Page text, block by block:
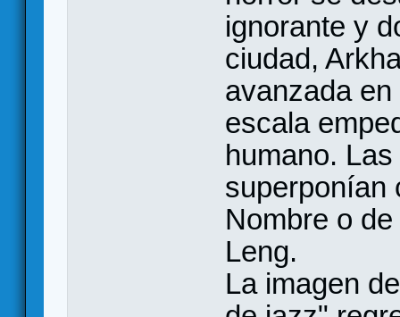
ignorante y
ciudad,
avanzada
escala
humano.
superponían
Nombre o
Leng.
La imagen